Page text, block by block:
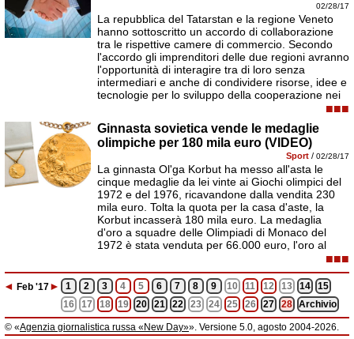
02/28/17
La repubblica del Tatarstan e la regione Veneto
hanno sottoscritto un accordo di collaborazione
tra le rispettive camere di commercio. Secondo
l'accordo gli imprenditori delle due regioni avranno
l'opportunità di interagire tra di loro senza
intermediari e anche di condividere risorse, idee e
tecnologie per lo sviluppo della cooperazione nei
■■■
Ginnasta sovietica vende le medaglie
olimpiche per 180 mila euro (VIDEO)
Sport / 02/28/17
La ginnasta Ol'ga Korbut ha messo all'asta le
cinque medaglie da lei vinte ai Giochi olimpici del
1972 e del 1976, ricavandone dalla vendita 230
mila euro. Tolta la quota per la casa d'aste, la
Korbut incasserà 180 mila euro. La medaglia
d'oro a squadre delle Olimpiadi di Monaco del
1972 è stata venduta per 66.000 euro, l'oro al
■■■
◄ Feb '17► 1 2 3 4 5 6 7 8 9 10 11 12 13 14
15
16
17 18 19 20 21 22 23 24 25 26 27 28 Archivio
© «Agenzia giornalistica russa «New Day»». Versione 5.0, agosto 2004-2026.